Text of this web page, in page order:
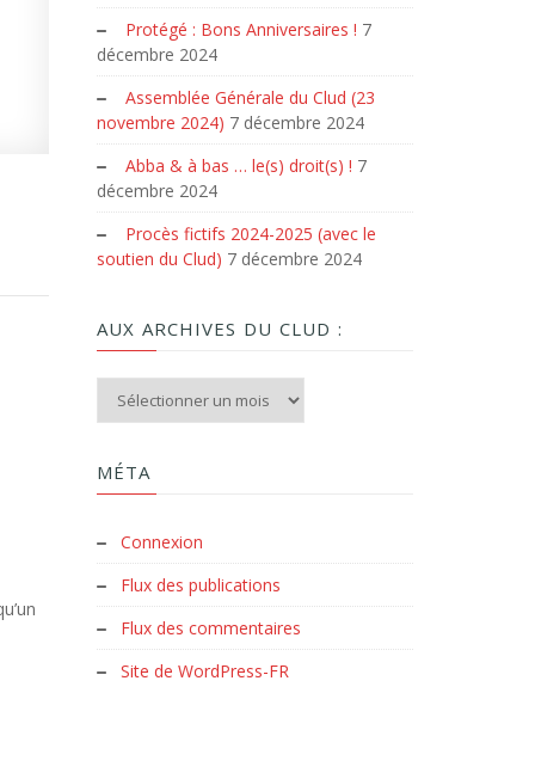
Protégé : Bons Anniversaires ! 7
décembre 2024
Assemblée Générale du Clud (23
novembre 2024) 7 décembre 2024
Abba & à bas … le(s) droit(s) ! 7
décembre 2024
Procès fictifs 2024-2025 (avec le
soutien du Clud) 7 décembre 2024
AUX ARCHIVES DU CLUD :
Aux archives du Clud :
MÉTA
Connexion
Flux des publications
Flux des commentaires
Site de WordPress-FR